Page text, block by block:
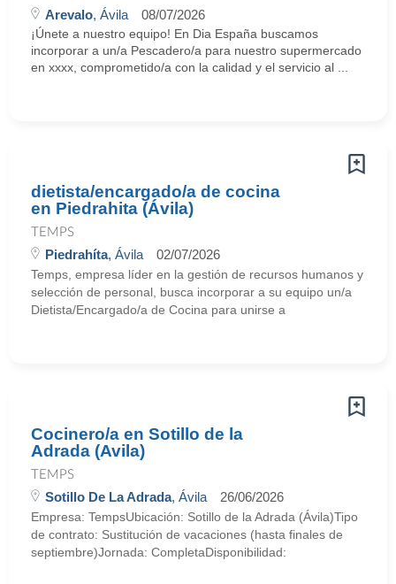
Arevalo, Ávila 08/07/2026
¡Únete a nuestro equipo! En Dia España buscamos
incorporar a un/a Pescadero/a para nuestro supermercado
en xxxx, comprometido/a con la calidad y el servicio al ...
dietista/encargado/a de cocina
en Piedrahita (Ávila)
TEMPS
Piedrahíta, Ávila 02/07/2026
Temps, empresa líder en la gestión de recursos humanos y
selección de personal, busca incorporar a su equipo un/a
Dietista/Encargado/a de Cocina para unirse a
Cocinero/a en Sotillo de la
Adrada (Avila)
TEMPS
Sotillo De La Adrada, Ávila 26/06/2026
Empresa: TempsUbicación: Sotillo de la Adrada (Ávila)Tipo
de contrato: Sustitución de vacaciones (hasta finales de
septiembre)Jornada: CompletaDisponibilidad: